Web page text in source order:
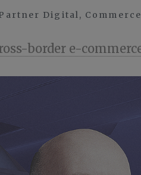
Digital,
border e-